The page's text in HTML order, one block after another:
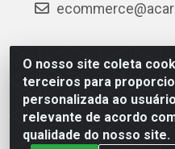
O nosso site coleta
terceiros para
personalizada ao
relevante de acordo
qualidade do nosso site.
AC Araujo Distribuidora -
São Cristóvão, Rio de
CNPJ